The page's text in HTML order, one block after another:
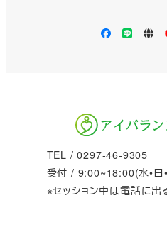
Facebook
LINE
TEL / 0297-46-9305
受付 / 9:00~18:00(水•日
※セッション中は電話に出